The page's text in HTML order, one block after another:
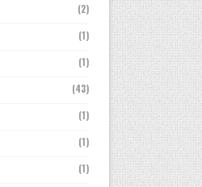
(2)
(1)
(1)
(43)
(1)
(1)
(1)